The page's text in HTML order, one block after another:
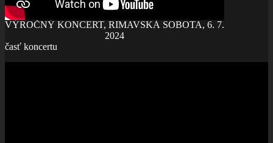
VÝROČNÝ KONCERT, RIMAVSKÁ SOBOTA, 6. 7.
2024
časť koncertu